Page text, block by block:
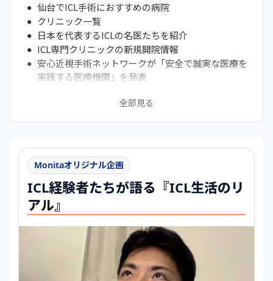
仙台でICL手術におすすめの病院
クリニック一覧
日本を代表するICLの名医たちを紹介
ICL専門クリニックの新規開院情報
安心近視手術ネットワークが「安全で誠実な医療を
実践する医療機関」を発表
ICL手術のリスクと対策
ICL手術についてのよくある質問
全部見る
Monitaオリジナル企画
ICL経験者たちが語る『ICL生活のリ
アル』